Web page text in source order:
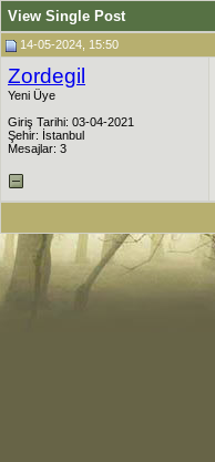
View Single Post
14-05-2024, 15:50
Zordegil
Yeni Üye
Giriş Tarihi: 03-04-2021
Şehir: İstanbul
Mesajlar: 3